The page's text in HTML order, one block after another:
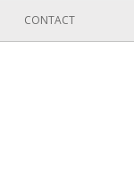
CONTACT